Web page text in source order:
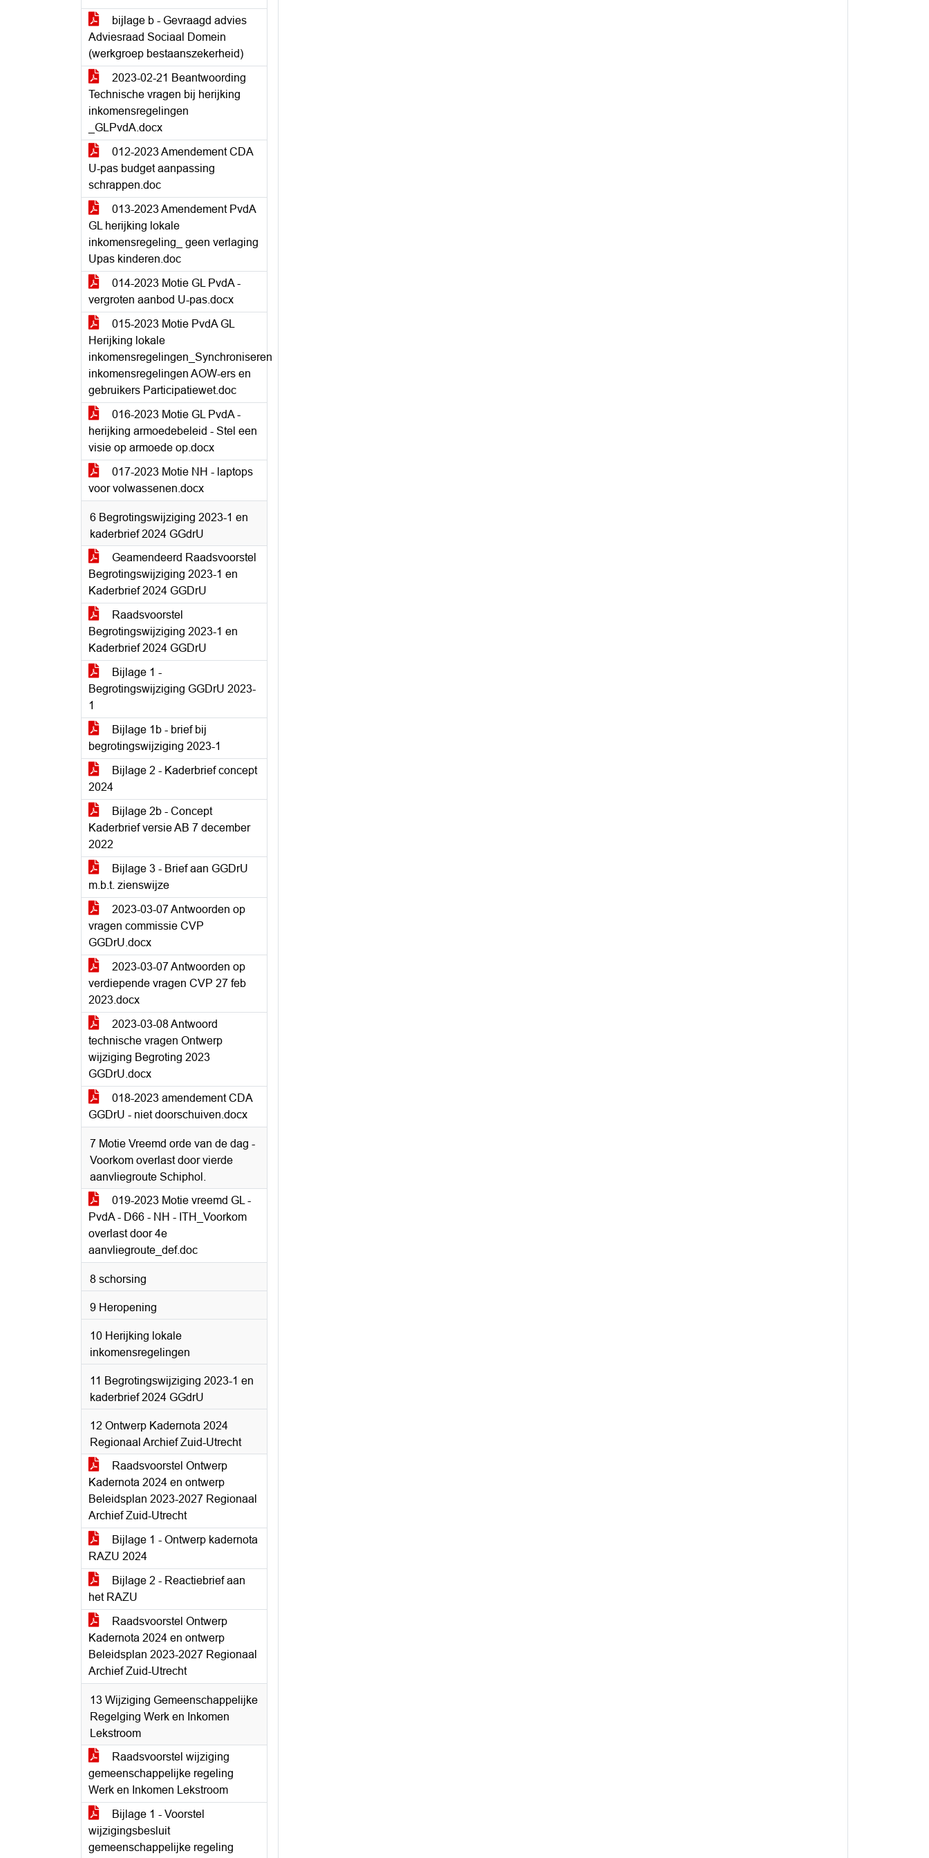
bijlage b - Gevraagd advies
Adviesraad Sociaal Domein
(werkgroep bestaanszekerheid)
2023-02-21 Beantwoording
Technische vragen bij herijking
inkomensregelingen
_GLPvdA.docx
012-2023 Amendement CDA
U-pas budget aanpassing
schrappen.doc
013-2023 Amendement PvdA
GL herijking lokale
inkomensregeling_ geen verlaging
Upas kinderen.doc
014-2023 Motie GL PvdA -
vergroten aanbod U-pas.docx
015-2023 Motie PvdA GL
Herijking lokale
inkomensregelingen_Synchroniseren
inkomensregelingen AOW-ers en
gebruikers Participatiewet.doc
016-2023 Motie GL PvdA -
herijking armoedebeleid - Stel een
visie op armoede op.docx
017-2023 Motie NH - laptops
voor volwassenen.docx
6 Begrotingswijziging 2023-1 en
kaderbrief 2024 GGdrU
Geamendeerd Raadsvoorstel
Begrotingswijziging 2023-1 en
Kaderbrief 2024 GGDrU
Raadsvoorstel
Begrotingswijziging 2023-1 en
Kaderbrief 2024 GGDrU
Bijlage 1 -
Begrotingswijziging GGDrU 2023-
1
Bijlage 1b - brief bij
begrotingswijziging 2023-1
Bijlage 2 - Kaderbrief concept
2024
Bijlage 2b - Concept
Kaderbrief versie AB 7 december
2022
Bijlage 3 - Brief aan GGDrU
m.b.t. zienswijze
2023-03-07 Antwoorden op
vragen commissie CVP
GGDrU.docx
2023-03-07 Antwoorden op
verdiepende vragen CVP 27 feb
2023.docx
2023-03-08 Antwoord
technische vragen Ontwerp
wijziging Begroting 2023
GGDrU.docx
018-2023 amendement CDA
GGDrU - niet doorschuiven.docx
7 Motie Vreemd orde van de dag -
Voorkom overlast door vierde
aanvliegroute Schiphol.
019-2023 Motie vreemd GL -
PvdA - D66 - NH - ITH_Voorkom
overlast door 4e
aanvliegroute_def.doc
8 schorsing
9 Heropening
10 Herijking lokale
inkomensregelingen
11 Begrotingswijziging 2023-1 en
kaderbrief 2024 GGdrU
12 Ontwerp Kadernota 2024
Regionaal Archief Zuid-Utrecht
Raadsvoorstel Ontwerp
Kadernota 2024 en ontwerp
Beleidsplan 2023-2027 Regionaal
Archief Zuid-Utrecht
Bijlage 1 - Ontwerp kadernota
RAZU 2024
Bijlage 2 - Reactiebrief aan
het RAZU
Raadsvoorstel Ontwerp
Kadernota 2024 en ontwerp
Beleidsplan 2023-2027 Regionaal
Archief Zuid-Utrecht
13 Wijziging Gemeenschappelijke
Regelging Werk en Inkomen
Lekstroom
Raadsvoorstel wijziging
gemeenschappelijke regeling
Werk en Inkomen Lekstroom
Bijlage 1 - Voorstel
wijzigingsbesluit
gemeenschappelijke regeling